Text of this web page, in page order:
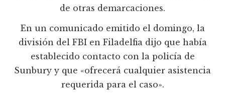
de otras demarcaciones.
En un comunicado emitido el domingo, la
división del FBI en Filadelfia dijo que había
establecido contacto con la policía de
Sunbury y que «ofrecerá cualquier asistencia
requerida para el caso».